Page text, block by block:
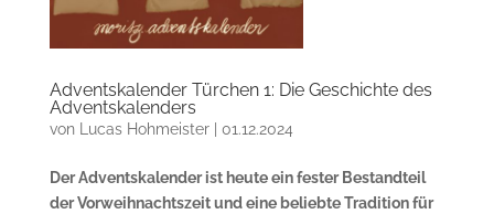
Adventskalender Türchen 1: Die Geschichte des
Adventskalenders
von Lucas Hohmeister| 01.12.2024
Der Adventskalender ist heute ein fester Bestandteil
der Vorweihnachtszeit und eine beliebte Tradition für